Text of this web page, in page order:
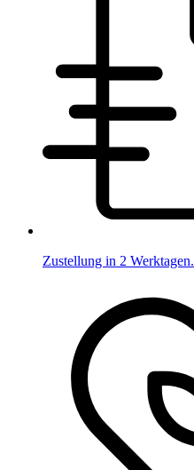
Zustellung in 2 Werktagen.